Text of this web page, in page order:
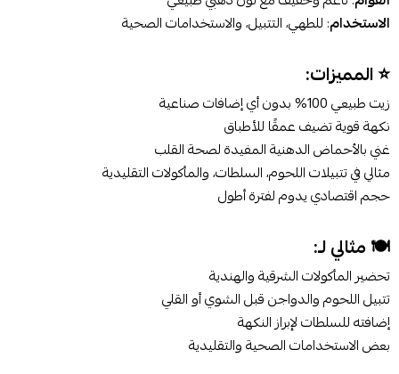
الاستخدام: للطهي، التتبيل، والاستخدامات الصحية
⭐ المميزات:
زيت طبيعي 100% بدون أي إضافات صناعية
نكهة قوية تضيف عمقًا للأطباق
غني بالأحماض الدهنية المفيدة لصحة القلب
مثالي في تتبيلات اللحوم، السلطات، والمأكولات التقليدية
حجم اقتصادي يدوم لفترة أطول
🍽️ مثالي لـ:
تحضير المأكولات الشرقية والهندية
تتبيل اللحوم والدواجن قبل الشوي أو القلي
إضافته للسلطات لإبراز النكهة
بعض الاستخدامات الصحية والتقليدية